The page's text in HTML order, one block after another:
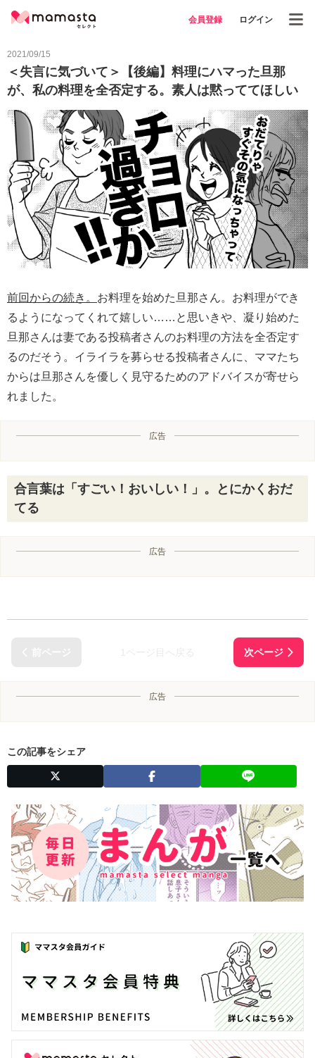
会員登録 ログイン
2021/09/15
＜失言に気づいて＞【後編】料理にハマった旦那
が、私の料理を全否定する。素人は黙っててほしい
前回からの続き。 お料理を始めた旦那さん。お料理ができ
るようになってくれて嬉しい……と思いきや、凝り始めた
旦那さんは妻である投稿者さんのお料理の方法を全否定す
るのだそう。イライラを募らせる投稿者さんに、ママたち
からは旦那さんを優しく見守るためのアドバイスが寄せら
れました。
広告
合言葉は「すごい！おいしい！」。とにかくおだ
てる
広告
広告
この記事をシェア